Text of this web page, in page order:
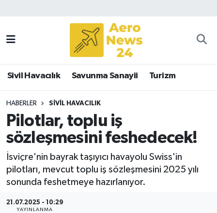
Sivil Havacılık Savunma Sanayii Turizm
HABERLER SIVIL HAVACILIK
Pilotlar, toplu iş
sözleşmesini feshedecek!
İsviçre'nin bayrak taşıyıcı havayolu Swiss'in
pilotları, mevcut toplu iş sözleşmesini 2025 yılı
sonunda feshetmeye hazırlanıyor.
21.07.2025 - 10:29
YAYINLANMA